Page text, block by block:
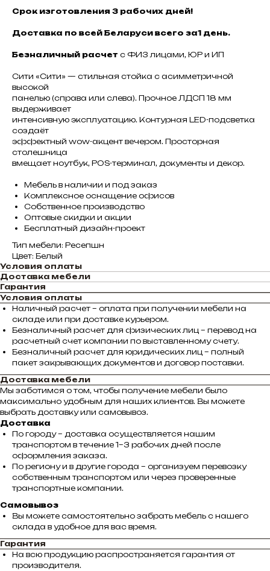
Срок изготовления 3 рабочих дней!
Доставка по всей Беларуси всего за1 день.
Безналичный расчет с ФИЗ лицами, ЮР и ИП
Сити «Сити» — стильная стойка с асимметричной
высокой
панелью (справа или слева). Прочное ЛДСП 18 мм
выдерживает
интенсивную эксплуатацию. Контурная LED-подсветка
создаёт
эффектный wow-акцент вечером. Просторная
столешница
вмещает ноутбук, POS-терминал, документы и декор.
Мебель в наличии и под заказ
Комплексное оснащение офисов
Собственное производство
Оптовые скидки и акции
Бесплатный дизайн-проект
Тип мебели: Ресепшн
Цвет: Белый
Условия оплаты
Доставка мебели
Гарантия
Условия оплаты
Наличный расчет – оплата при получении мебели на
складе или при доставке курьером.
Безналичный расчет для физических лиц – перевод на
расчетный счет компании по выставленному счету.
Безналичный расчет для юридических лиц – полный
пакет закрывающих документов и договор поставки.
Доставка мебели
Мы заботимся о том, чтобы получение мебели было
максимально удобным для наших клиентов. Вы можете
выбрать доставку или самовывоз.
Доставка
По городу – доставка осуществляется нашим
транспортом в течение 1–3 рабочих дней после
оформления заказа.
По региону и в другие города – организуем перевозку
собственным транспортом или через проверенные
транспортные компании.
Самовывоз
Вы можете самостоятельно забрать мебель с нашего
склада в удобное для вас время.
Гарантия
На всю продукцию распространяется гарантия от
производителя.